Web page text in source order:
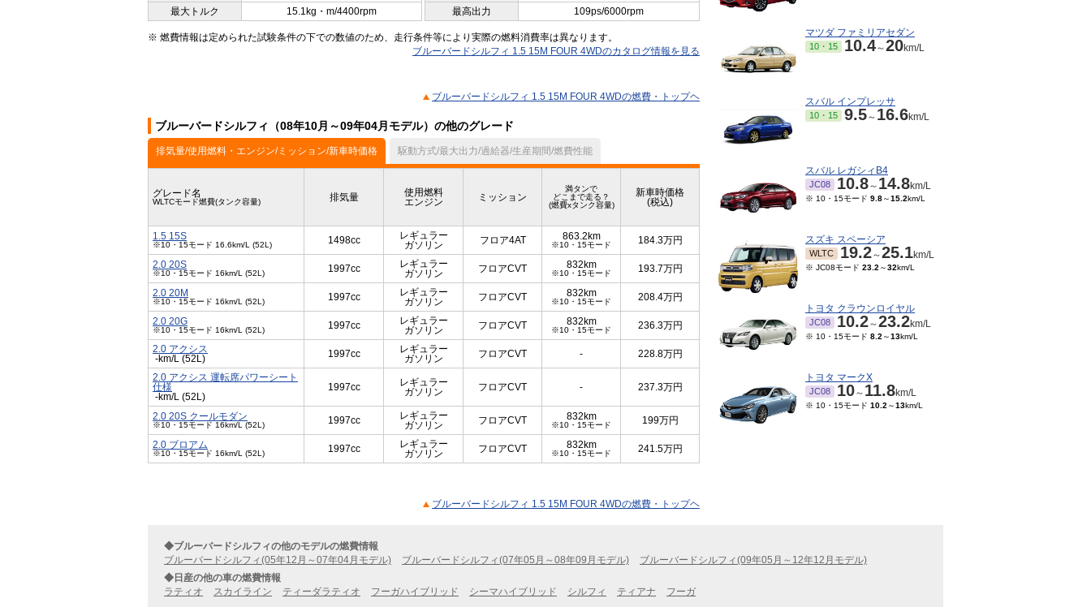
最大トルク
15.1kg・m/4400rpm 最高出力 109ps/6000rpm
※ 燃費情報は定められた試験条件の下での数値のため、走行条件等により実際の燃料消費率は異なります。
ブルーバードシルフィ 1.5 15M FOUR 4WDのカタログ情報を見る
ブルーバードシルフィ 1.5 15M FOUR 4WDの燃費・トップヘ
ブルーバードシルフィ（08年10月～09年04月モデル）の他のグレード
排気量/使用燃料・エンジン/ミッション/新車時価格 駆動方式/最大出力/過給器/生産期間/燃費性能
グレード名
WLTCモード燃費(タンク容量) 排気量
使用燃料
エンジン
ミッション
満タンで
どこまで走る？
(燃費xタンク容量)
新車時価格
(税込)
1.5 15S
※10・15モード 16.6km/L (52L) 1498cc
レギュラー
ガソリン
フロア4AT 863.2km
※10・15モード 184.3万円
2.0 20S
※10・15モード 16km/L (52L) 1997cc
レギュラー
ガソリン
フロアCVT 832km
※10・15モード 193.7万円
2.0 20M
※10・15モード 16km/L (52L) 1997cc
レギュラー
ガソリン
フロアCVT 832km
※10・15モード 208.4万円
2.0 20G
※10・15モード 16km/L (52L) 1997cc
レギュラー
ガソリン
フロアCVT 832km
※10・15モード 236.3万円
2.0 アクシス
-km/L (52L)
1997cc
レギュラー
ガソリン
フロアCVT - 228.8万円
2.0 アクシス 運転席パワーシート
仕様
-km/L (52L)
1997cc
レギュラー
ガソリン
フロアCVT - 237.3万円
2.0 20S クールモダン
※10・15モード 16km/L (52L) 1997cc
レギュラー
ガソリン
フロアCVT 832km
※10・15モード 199万円
2.0 ブロアム
※10・15モード 16km/L (52L) 1997cc
レギュラー
ガソリン
フロアCVT 832km
※10・15モード 241.5万円
ブルーバードシルフィ 1.5 15M FOUR 4WDの燃費・トップヘ
マツダ ファミリアセダン
10・15 10.4～20km/L
スバル インプレッサ
10・15 9.5～ 16.6km/L
スバル レガシィB4
JC08 10.8～ 14.8km/L
※ 10・15モード 9.8～15.2km/L
スズキ スペーシア
WLTC 19.2～25.1km/L
※ JC08モード 23.2 ～32km/L
トヨタ クラウンロイヤル
JC08 10.2～23.2km/L
※ 10・15モード 8.2 ～13km/L
トヨタ マークX
JC08 10～ 11.8km/L
※ 10・15モード 10.2 ～13km/L
◆ブルーバードシルフィの他のモデルの燃費情報
ブルーバードシルフィ(05年12月～07年04月モデル)
ブルーバードシルフィ(07年05月～08年09月モデル)
ブルーバードシルフィ(09年05月～12年12月モデル)
◆日産の他の車の燃費情報
ラティオ
スカイライン ティーダラティオ フーガハイブリッド シーマハイブリッド シルフィ ティアナ フーガ